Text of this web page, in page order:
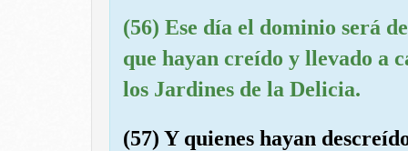
(56) Ese día el dominio será
que hayan creído y llevado a
los Jardines de la Delicia.
(57) Y quienes hayan